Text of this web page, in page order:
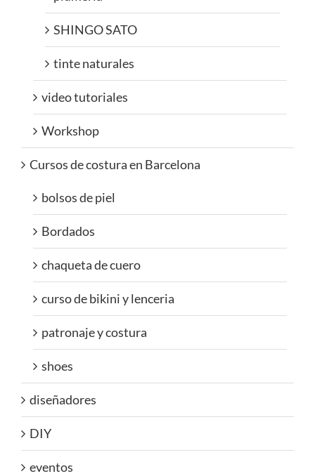
SHINGO SATO
tinte naturales
video tutoriales
Workshop
Cursos de costura en Barcelona
bolsos de piel
Bordados
chaqueta de cuero
curso de bikini y lenceria
patronaje y costura
shoes
diseñadores
DIY
eventos